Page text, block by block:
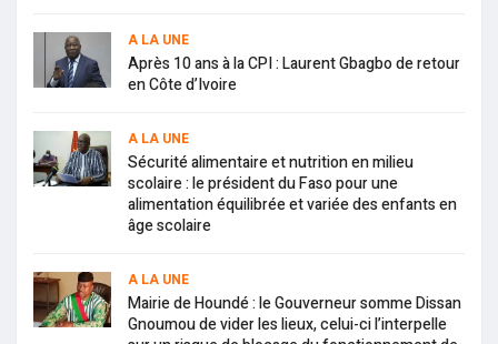
A LA UNE
Après 10 ans à la CPI : Laurent Gbagbo de retour
en Côte d’Ivoire
A LA UNE
Sécurité alimentaire et nutrition en milieu
scolaire : le président du Faso pour une
alimentation équilibrée et variée des enfants en
âge scolaire
A LA UNE
Mairie de Houndé : le Gouverneur somme Dissan
Gnoumou de vider les lieux, celui-ci l’interpelle